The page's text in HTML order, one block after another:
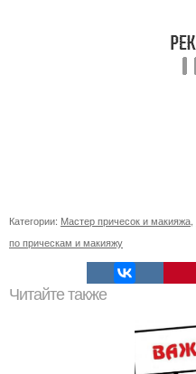
Категории: Мастер причесок и макияжа
по прическам и макияжу
Читайте также